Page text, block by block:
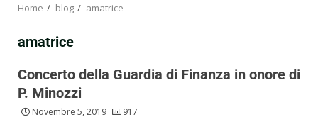
Home blog amatrice
amatrice
Concerto della Guardia di Finanza in onore di
P. Minozzi
Novembre 5, 2019 917